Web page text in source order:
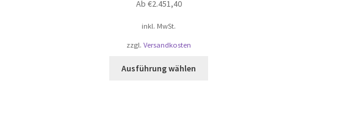
Ab €2.451,40
inkl. MwSt.
zzgl.Versandkosten
Ausführung wählen